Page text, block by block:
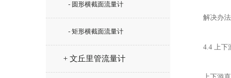
- 圆形横截面流量计
- 矩形横截面流量计
+ 文丘里管流量计
解决办法
4.4 上下游